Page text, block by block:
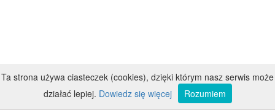
Ta strona używa ciasteczek (cookies), dzięki którym nasz serwis może
działać lepiej. Dowiedz się więcej Rozumiem